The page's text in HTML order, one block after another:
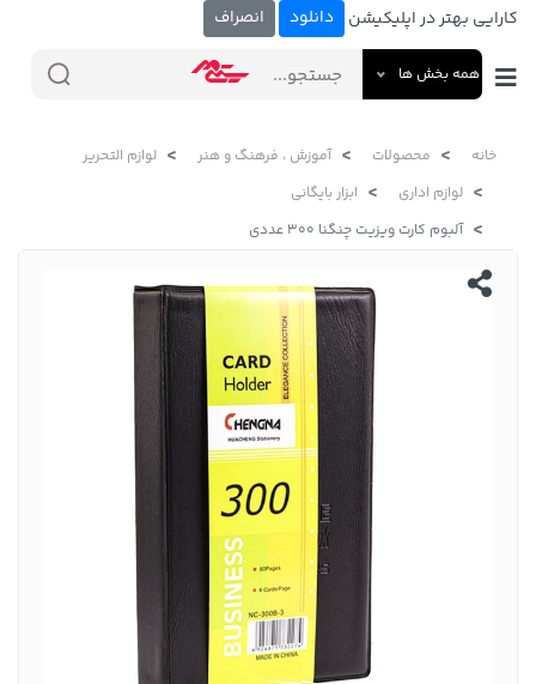
کارایی بهتر در اپلیکیشن دانلود انصراف
همه بخش ها
خانه محصولات آموزش ، فرهنگ و هنر
لوازم التحریر
لوازم اداری
ابزار بایگانی
آلبوم کارت ویزیت چنگنا 300 عددی